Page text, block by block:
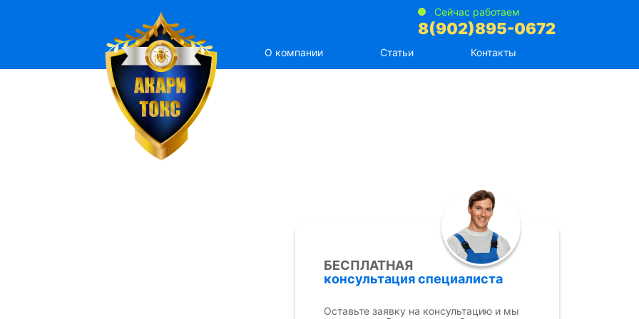
Сейчас работаем
8(902)895-0672
О компании Статьи Контакты
БЕСПЛАТНАЯ
консультация специалиста
Оставьте заявку на консультацию и мы